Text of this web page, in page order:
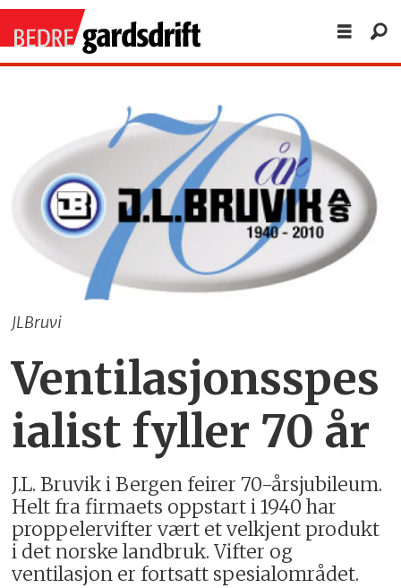
JLBruvi
Ventilasjonsspes
ialist fyller 70 år
J.L. Bruvik i Bergen feirer 70-årsjubileum.
Helt fra firmaets oppstart i 1940 har
proppelervifter vært et velkjent produkt
i det norske landbruk. Vifter og
ventilasjon er fortsatt spesialområdet.